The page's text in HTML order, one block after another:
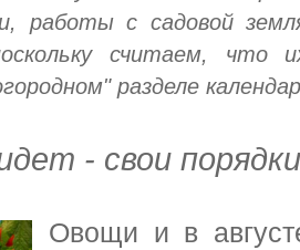
работы с садовой
считаем, что
разделе
- свои
Овощи и в